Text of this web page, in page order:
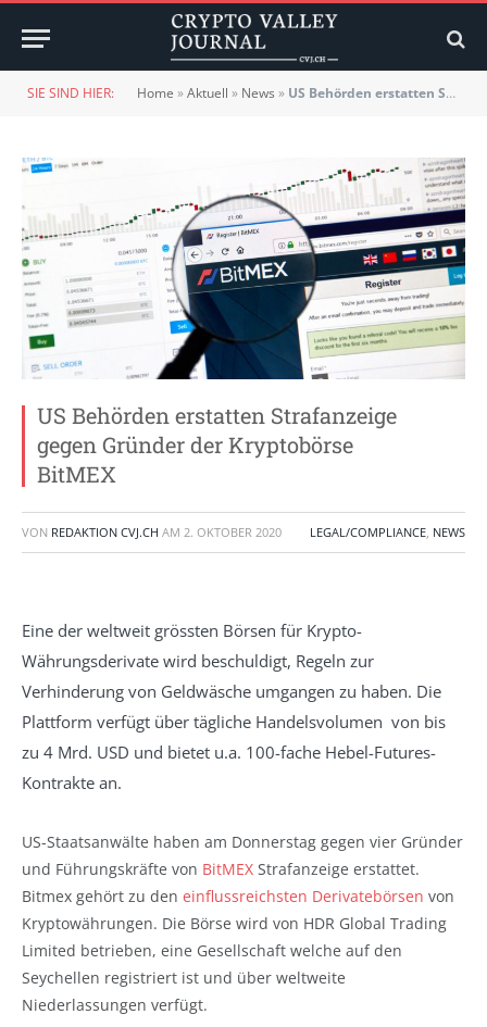
SIE SIND HIER: Home »Aktuell » News » US Behörden erstatten Strafanzeige gegen Gründer der Kryptobörse BitMEX
US Behörden erstatten Strafanzeige
gegen Gründer der Kryptobörse
BitMEX
VON REDAKTION CVJ.CH AM 2. OKTOBER 2020 LEGAL/COMPLIANCE, NEWS
Eine der weltweit grössten Börsen für Krypto-
Währungsderivate wird beschuldigt, Regeln zur
Verhinderung von Geldwäsche umgangen zu haben. Die
Plattform verfügt über tägliche Handelsvolumen von bis
zu 4 Mrd. USD und bietet u.a. 100-fache Hebel-Futures-
Kontrakte an.
US-Staatsanwälte haben am Donnerstag gegen vier Gründer
und Führungskräfte von BitMEX Strafanzeige erstattet.
Bitmex gehört zu den einflussreichsten Derivatebörsen von
Kryptowährungen. Die Börse wird von HDR Global Trading
Limited betrieben, eine Gesellschaft welche auf den
Seychellen registriert ist und über weltweite
Niederlassungen verfügt.